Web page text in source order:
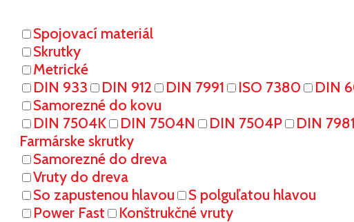
Spojovací materiál
Skrutky
Metrické
DIN 933
DIN 912 DIN 7991 ISO 7380 DIN
Samorezné do kovu
DIN 7504K
DIN 7504N DIN 7504P DIN
Farmárske skrutky
Samorezné do dreva
Vruty do dreva
So zapustenou hlavou
S polguľatou hlavou
Power Fast
Konštrukčné vruty